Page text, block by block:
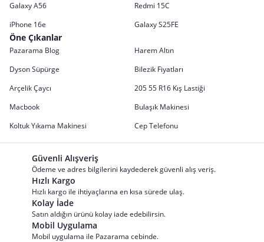
Galaxy A56
Redmi 15C
iPhone 16e
Galaxy S25FE
Öne Çıkanlar
Pazarama Blog
Harem Altın
Dyson Süpürge
Bilezik Fiyatları
Arçelik Çaycı
205 55 R16 Kış Lastiği
Macbook
Bulaşık Makinesi
Koltuk Yıkama Makinesi
Cep Telefonu
Güvenli Alışveriş
Ödeme ve adres bilgilerini kaydederek güvenli alış veriş.
Hızlı Kargo
Hızlı kargo ile ihtiyaçlarına en kısa sürede ulaş.
Kolay İade
Satın aldığın ürünü kolay iade edebilirsin.
Mobil Uygulama
Mobil uygulama ile Pazarama cebinde.